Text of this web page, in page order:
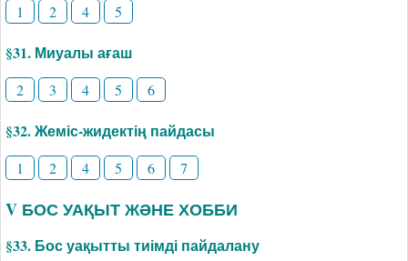
1 2 4 5
§31. Миуалы ағаш
2 3 4 5 6
§32. Жеміс-жидектің пайдасы
1 2 4 5 6 7
V БОС УАҚЫТ ЖӘНЕ ХОББИ
§33. Бос уақытты тиімді пайдалану